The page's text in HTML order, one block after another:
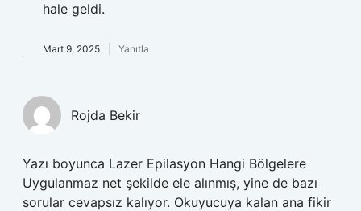
hale geldi.
Mart 9, 2025 Yanıtla
Rojda Bekir
Yazı boyunca Lazer Epilasyon Hangi Bölgelere
Uygulanmaz net şekilde ele alınmış, yine de bazı
sorular cevapsız kalıyor. Okuyucuya kalan ana fikir